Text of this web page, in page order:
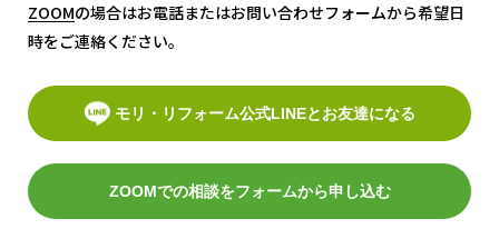
ZOOM
ZOOMの場合はお電話またはお問い合わせフォームから希望日
時をご連絡ください。
モリ・リフォーム公式LINEとお友達になる
ZOOMでの相談をフォームから申し込む